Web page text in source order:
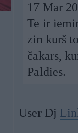
17 Mar
Te ir
zin kurš
čakars,
Paldies.
User Dj